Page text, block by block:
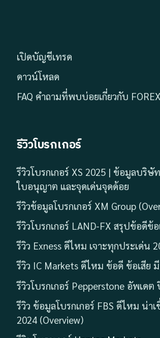
เปิดบัญชีเทรด
ดาวน์โหลด
FAQ คำถามที่พบบ่อยเกี่ยวกับ FOREX
รีวิวโบรกเกอร์
รีวิวโบรกเกอร์ XS 2025 | ข้อมูลบริ
ใบอนุญาต และจุดเด่นจุดด้อย
รีวิวข้อมูลโบรกเกอร์ XM Group
รีวิวโบรกเกอร์ LAND-FX สรุปข้อดีข้อ
รีวิว Exness ดีไหม เจาะทุกประเด่น
รีวิว IC Markets ดีไหม ข้อดี ข้อเสีย
รีวิวโบรกเกอร์ Pepperstone อัพเดต
รีวิว ข้อมูลโบรกเกอร์ FBS ดีไหม น่า
2024 (Overview)